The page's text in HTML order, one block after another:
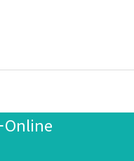
Online